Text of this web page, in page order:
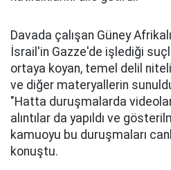
Davada çalışan Güney
İsrail'in Gazze'de işlediği
ortaya koyan, temel delil
ve diğer materyallerin
"Hatta duruşmalarda
alıntılar da yapıldı ve
kamuoyu bu duruşmaları
konuştu.